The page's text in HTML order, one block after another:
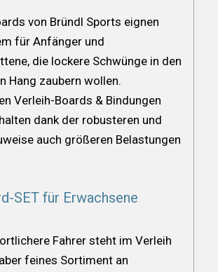
von Bründl Sports eignen
für Anfänger und
die lockere Schwünge in den
Hang zaubern wollen.
Verleih-Boards & Bindungen
dank der robusteren und
auch größeren Belastungen
SET für Erwachsene
Fahrer steht im Verleih
feines Sortiment an